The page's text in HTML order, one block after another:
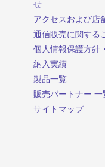
せ
アクセスおよび店
通信販売に関する
個人情報保護方針
納入実績
製品一覧
販売パートナー 一
サイトマップ